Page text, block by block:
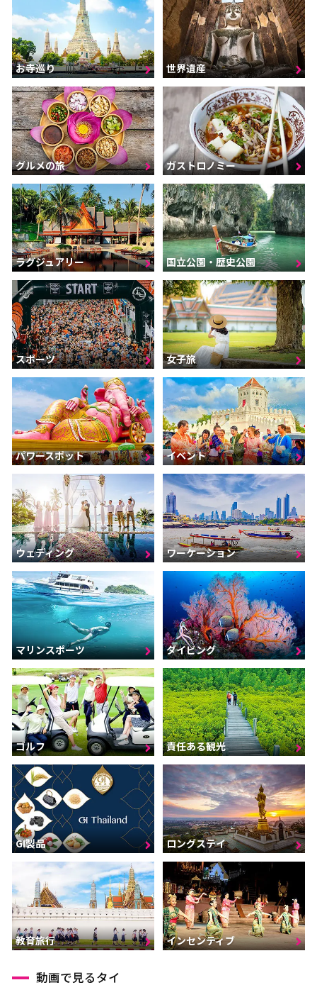
お寺巡り 世界遺産
グルメの旅 ガストロノミー
ラグジュアリー 国立公園・歴史公園
スポーツ 女子旅
パワースポット イベント
ウェディング ワーケーション
マリンスポーツ ダイビング
ゴルフ 責任ある観光
GI製品 ロングステイ
教育旅行 インセンティブ
動画で見るタイ